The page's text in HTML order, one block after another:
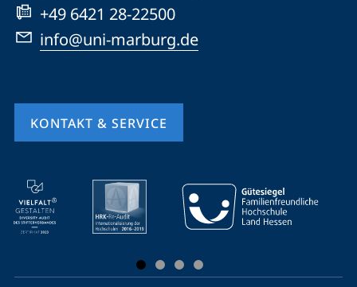
+49 6421 28-22500
info@uni-marburg.de
KONTAKT & SERVICE
Mobile-
Service-
Navigation